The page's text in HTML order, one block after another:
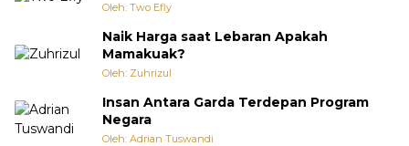
Oleh: Two Efly
Naik Harga saat Lebaran Apakah
Mamakuak?
Oleh: Zuhrizul
Insan Antara Garda Terdepan Program
Negara
Oleh: Adrian Tuswandi